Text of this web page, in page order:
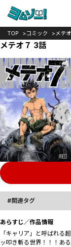
TOP コミック メテ
メテオ７ 3話
関連タグ
あらすじ／作品情報
「キャリア」と呼ばれる
ッ叩き斬る世界！！！あ